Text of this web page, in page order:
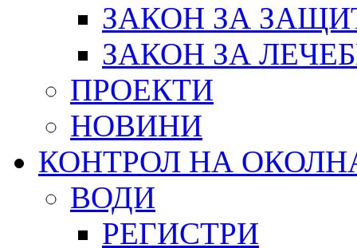
ЗАКОН ЗА
ЗАКОН ЗА
ПРОЕКТИ
НОВИНИ
КОНТРОЛ НА
ВОДИ
РЕГИСТРИ